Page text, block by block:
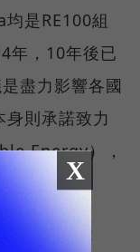
是RE100組
年，10年後已
盡力影響各國
則承諾致力
Energy），
能是再生能
X